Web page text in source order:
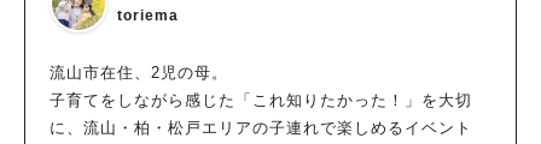
toriema
流山市在住、2児の母。
子育てをしながら感じた「これ知りたかった！」を大切
に、流山・柏・松戸エリアの子連れで楽しめるイベント